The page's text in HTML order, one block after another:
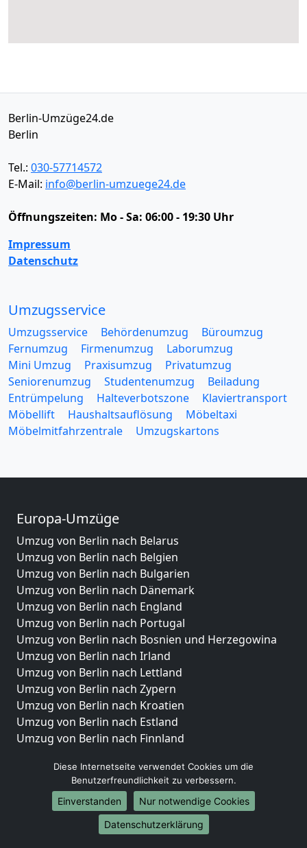
Berlin-Umzüge24.de
Berlin
Tel.: 030-57714572
E-Mail: info@berlin-umzuege24.de
Öffnungszeiten: Mo - Sa: 06:00 - 19:30 Uhr
Impressum
Datenschutz
Umzugsservice
Umzugsservice Behördenumzug
Büroumzug
Fernumzug
Firmenumzug
Laborumzug
Mini Umzug
Praxisumzug
Privatumzug
Seniorenumzug
Studentenumzug
Beiladung
Entrümpelung
Halteverbotszone
Klaviertransport
Möbellift
Haushaltsauflösung
Möbeltaxi
Möbelmitfahrzentrale
Umzugskartons
Europa-Umzüge
Umzug von Berlin nach Belarus
Umzug von Berlin nach Belgien
Umzug von Berlin nach Bulgarien
Umzug von Berlin nach Dänemark
Umzug von Berlin nach England
Umzug von Berlin nach Portugal
Umzug von Berlin nach Bosnien und Herzegowina
Umzug von Berlin nach Irland
Umzug von Berlin nach Lettland
Umzug von Berlin nach Zypern
Umzug von Berlin nach Kroatien
Umzug von Berlin nach Estland
Umzug von Berlin nach Finnland
Umzug von Berlin nach Griechenland
Umzug von Berlin nach Italien
Umzug von Berlin nach Liechtenstein
Umzug von Berlin nach Luxemburg
Umzug von Berlin nach Niederlande
Diese Internetseite verwendet Cookies um die
Benutzerfreundlichkeit zu verbessern.
Einverstanden
Nur notwendige Cookies
Datenschutzerklärung